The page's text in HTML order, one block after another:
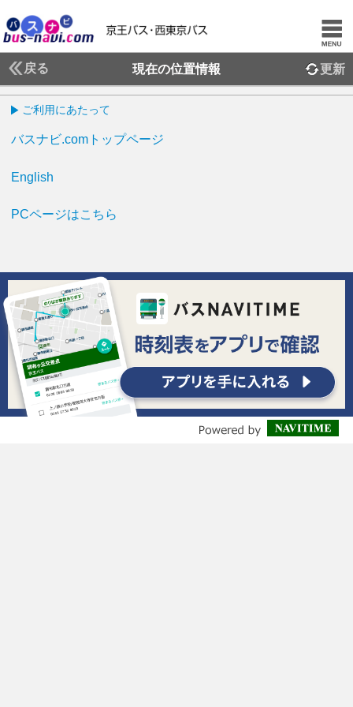
戻る 現在の位置情報 更新
ご利用にあたって
バスナビ.comトップページ
English
PCページはこちら